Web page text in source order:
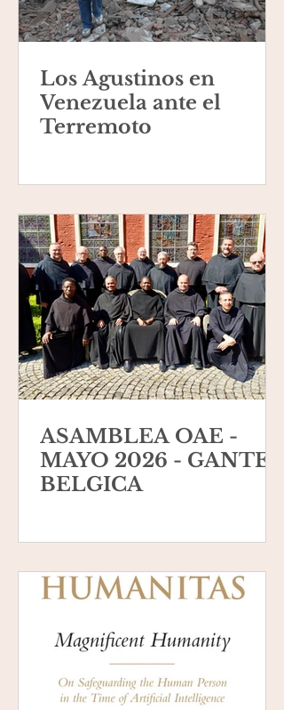
Los Agustinos en
Venezuela ante el
Terremoto
ASAMBLEA OAE -
MAYO 2026 - GANTE,
BELGICA